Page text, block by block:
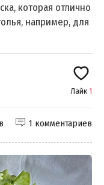
которая отлично
например, для
Лайк 1
1 комментариев